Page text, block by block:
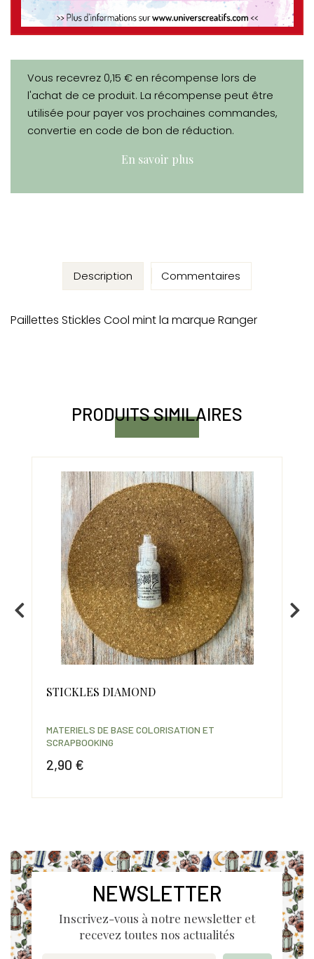
Vous recevrez 0,15 € en récompense lors de
l'achat de ce produit. La récompense peut être
utilisée pour payer vos prochaines commandes,
convertie en code de bon de réduction.
En savoir plus
Description
Paillettes Stickles Cool mint la marque Ranger
Commentaires
PRODUITS SIMILAIRES
STICKLES DIAMOND
2,90 €
MATERIELS DE BASE COLORISATION ET
SCRAPBOOKING
NEWSLETTER
Inscrivez-vous à notre newsletter et
recevez toutes nos actualités